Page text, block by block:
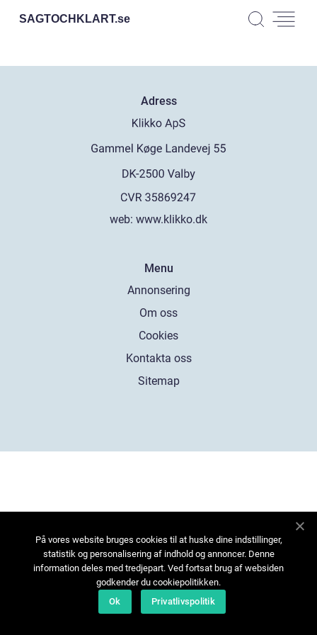
SAGTOCHKLART.se
Adress
web: www.klikko.dk
Menu
Annonsering
Om oss
Cookies
Kontakta oss
Sitemap
På vores website bruges cookies til at huske dine indstillinger,
statistik og personalisering af indhold og annoncer. Denne
information deles med tredjepart. Ved fortsat brug af websiden
godkender du cookiepolitikken.
Ok
Privatlivspolitik